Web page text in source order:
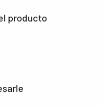
producto